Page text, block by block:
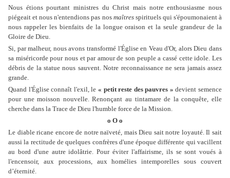
Nous étions pourtant ministres du Christ mais notre enthousiasme nous
piégeait et nous n'entendions pas nos maîtresspirituels qui s'époumonaient à
nous rappeler les bienfaits de la longue oraison et la seule grandeur de la
Gloire de Dieu.
Si, par malheur, nous avons transformé l'Église en Veau d'Or, alors Dieu dans
sa miséricorde pour nous et par amour de son peuple a cassé cette idole. Les
débris de la statue nous sauvent. Notre reconnaissance ne sera jamais assez
grande.
Quand l'Église connaît l'exil, le « petit reste des pauvres » devient semence
pour une moisson nouvelle. Renonçant au tintamare de la conquête, elle
cherche dans la Trace de Dieu l'humble force de la Mission.
o O o
Le diable ricane encore de notre naïveté, mais Dieu sait notre loyauté. Il sait
aussi la rectitude de quelques confrères d'une époque différente qui vacillent
au bord d'une autre idolâtrie. Pour éviter l'affairisme, ils se sont voués à
l'encensoir, aux processions, aux homélies intemporelles sous couvert
d’éternité.